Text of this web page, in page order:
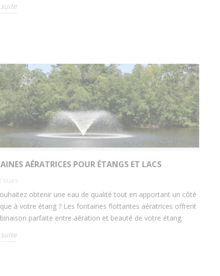
AÉRATRICES POUR ÉTANGS ET LACS
Vues
obtenir une eau de qualité tout en apportant un côté
à votre étang ? Les fontaines flottantes aératrices offrent
parfaite entre aération et beauté de votre étang.